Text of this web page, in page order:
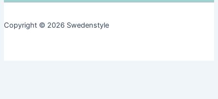
門
Copyright © 2026 Swedenstyle